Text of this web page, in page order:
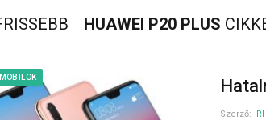
HUAWEI P20 PLUS
Szerző: